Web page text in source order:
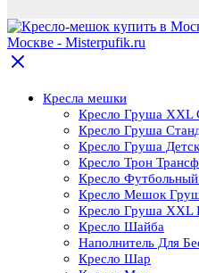
Кресла мешки
Кресло Груша XXL
Кресло Груша
Кресло Груша
Кресло Трон
Кресло
Кресло Мешок
Кресло Груша XXL
Кресло Шайба
Наполнитель Для
Кресло Шар